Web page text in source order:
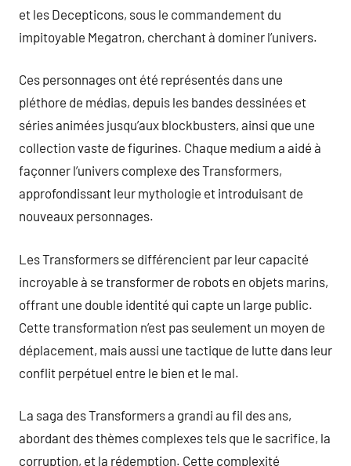
et les Decepticons, sous le commandement du
impitoyable Megatron, cherchant à dominer l’univers.
Ces personnages ont été représentés dans une
pléthore de médias, depuis les bandes dessinées et
séries animées jusqu’aux blockbusters, ainsi que une
collection vaste de figurines. Chaque medium a aidé à
façonner l’univers complexe des Transformers,
approfondissant leur mythologie et introduisant de
nouveaux personnages.
Les Transformers se différencient par leur capacité
incroyable à se transformer de robots en objets marins,
offrant une double identité qui capte un large public.
Cette transformation n’est pas seulement un moyen de
déplacement, mais aussi une tactique de lutte dans leur
conflit perpétuel entre le bien et le mal.
La saga des Transformers a grandi au fil des ans,
abordant des thèmes complexes tels que le sacrifice, la
corruption, et la rédemption. Cette complexité